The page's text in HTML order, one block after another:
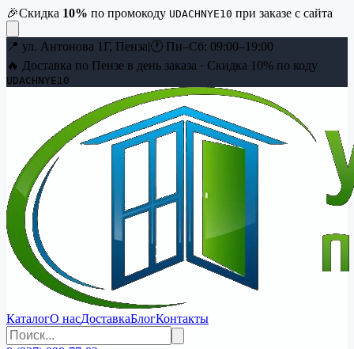
🎉Скидка 10% по промокоду UDACHNYE10 при заказе с сайта
📍 ул. Антонова 1Г, Пенза|🕐 Пн–Сб: 09:00–19:00
🔥 Доставка по Пензе в день заказа · Скидка 10% по коду
UDACHNYE10
КаталогО насДоставкаБлогКонтакты